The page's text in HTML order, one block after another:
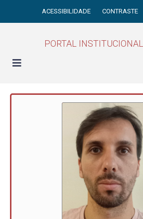
ACESSIBILIDADE CONTRASTE
PORTAL INSTITUCIONAL